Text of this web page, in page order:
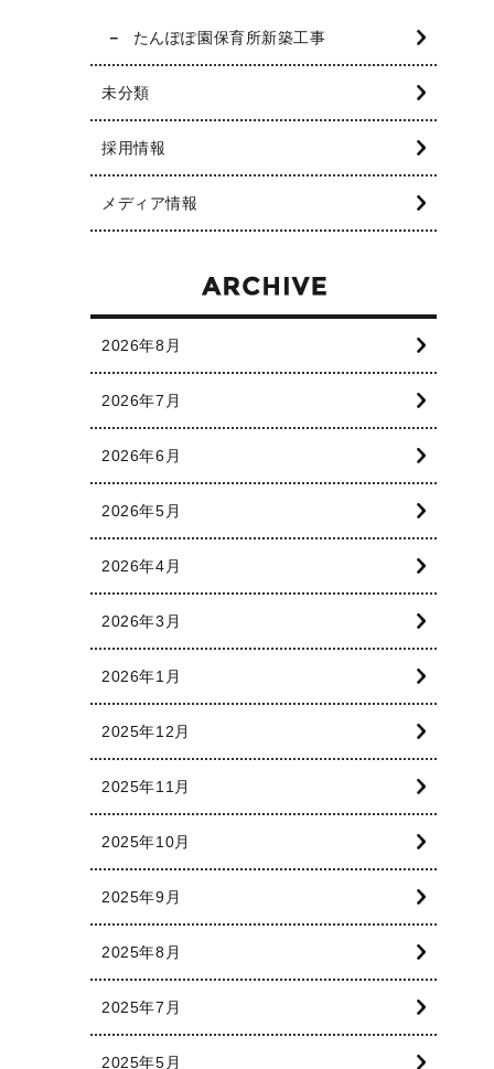
たんぽぽ園保育所新築工事
未分類
採用情報
メディア情報
2026年8月
2026年7月
2026年6月
2026年5月
2026年4月
2026年3月
2026年1月
2025年12月
2025年11月
2025年10月
2025年9月
2025年8月
2025年7月
2025年5月